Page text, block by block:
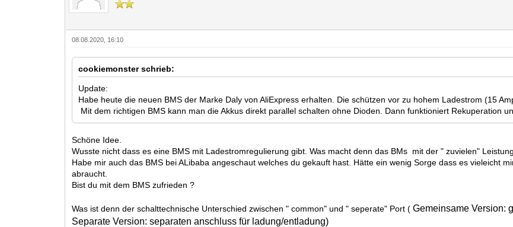
08.08.2020, 16:10
cookiemonster schrieb:
Update:
Habe heute die neuen BMS der Marke Daly von AliExpress erhalten. Die schützen vor zu hohem Ladestrom (15
Mit dem richtigen BMS kann man die Akkus direkt parallel schalten ohne Dioden. Dann funktioniert Rekuperation
Schöne Idee.
Wusste nicht dass es eine BMS mit Ladestromregulierung gibt. Was macht denn das BMs mit der " zuvielen"
Habe mir auch das BMS bei ALibaba angeschaut welches du gekauft hast. Hätte ein wenig Sorge dass es vieleicht
abraucht.
Bist du mit dem BMS zufrieden ?
Was ist denn der schalttechnische Unterschied zwischen " common" und " seperate" Port ( Gemeinsame Version:
Separate Version: separaten anschluss für ladung/entladung)